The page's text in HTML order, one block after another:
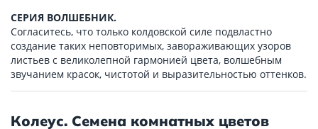
СЕРИЯ ВОЛШЕБНИК.
Согласитесь, что только колдовской силе подвластно
создание таких неповторимых, завораживающих узоров
листьев с великолепной гармонией цвета, волшебным
звучанием красок, чистотой и выразительностью оттенков.
Колеус. Семена комнатных цветов